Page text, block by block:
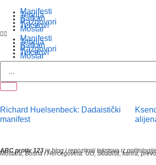
Manifesti
Teorija
Balkan
Razgovori
Tekstovi
Mostar
Manifesti
Teorija
Balkan
Razgovori
Tekstovi
Mostar
Richard Huelsenbeck: Dadaistički
manifest
ABC protiv 123je blog i repozitorij tekstova iz
Mostara, Bosna i Hercegovina. Uči, skladišti, kurira,